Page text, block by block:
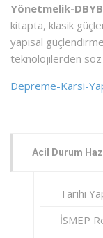
Yönetmelik-
kitapta, klasik
yapısal
teknolojilerden
Depreme-Karsi-
Acil Durum
Tarihi
İSMEP